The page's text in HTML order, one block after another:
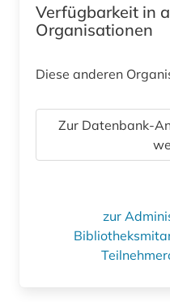
Verfügbarkeit in
Organisationen
Diese anderen
Zur Datenbank-
zur